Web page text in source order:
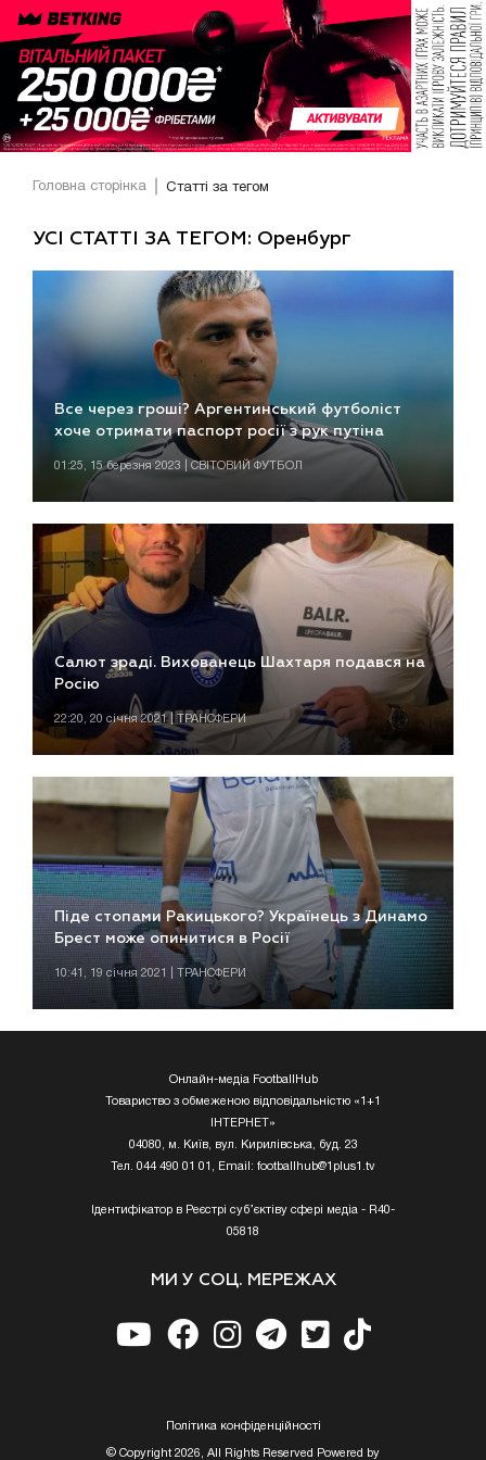
Головна сторінка Статті за тегом
УСІ СТАТТІ ЗА ТЕГОМ: Оренбург
Все через гроші? Аргентинський футболіст
хоче отримати паспорт росії з рук путіна
01:25, 15 березня 2023 | СВІТОВИЙ ФУТБОЛ
Салют зраді. Вихованець Шахтаря подався на
Росію
22:20, 20 січня 2021 | ТРАНСФЕРИ
Піде стопами Ракицького? Українець з Динамо
Брест може опинитися в Росії
10:41, 19 січня 2021 | ТРАНСФЕРИ
Онлайн-медіа FootballHub
Товариство з обмеженою відповідальністю «1+1
ІНТЕРНЕТ»
04080, м. Київ, вул. Кирилівська, буд. 23
Тел. 044 490 01 01, Email: footballhub@1plus1.tv
Ідентифікатор в Реєстрі суб’єктіву сфері медіа - R40-
05818
МИ У СОЦ. МЕРЕЖАХ
Полiтика конфiденцiйностi
© Copyright 2026, All Rights Reserved Powered by